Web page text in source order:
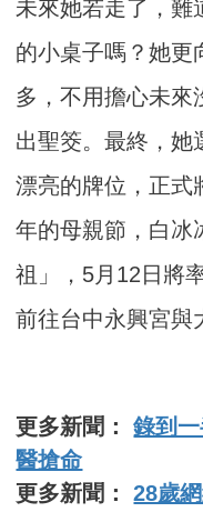
未來她若走了，難
的小桌子嗎？她更
多，不用擔心未來
出聖筊。最終，她
漂亮的牌位，正式
年的母親節，白冰
祖」，5月12日將
前往台中永興宮與
更多新聞：錄到
醫搶命
更多新聞：28歲